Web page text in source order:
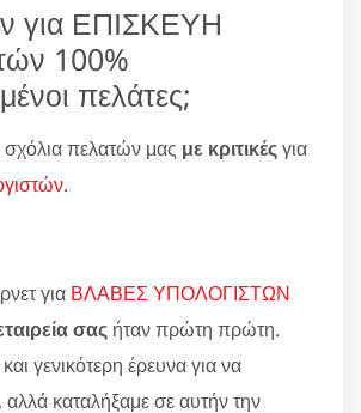
για ΕΠΙΣΚΕΥΗ
100%
πελάτες;
σχόλια πελατών μας με κριτικέςγια
.
για ΒΛΑΒΕΣ ΥΠΟΛΟΓΙΣΤΩΝ
σας ήταν πρώτη πρώτη.
γενικότερη έρευνα για να
, αλλά καταλήξαμε σε αυτήν την